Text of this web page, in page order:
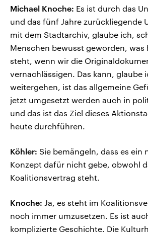
Michael Knoche: Es ist durch das
und das fünf Jahre zurückliegende
mit dem Stadtarchiv, glaube ich,
Menschen bewusst geworden, was
steht, wenn wir die
vernachlässigen. Das kann, glaube
weitergehen, ist das allgemeine
jetzt umgesetzt werden auch in
und das ist das Ziel dieses
heute durchführen.
Köhler: Sie bemängeln, dass es ein
Konzept dafür nicht gebe, obwohl
Koalitionsvertrag steht.
Knoche: Ja, es steht im
noch immer umzusetzen. Es ist
komplizierte Geschichte. Die